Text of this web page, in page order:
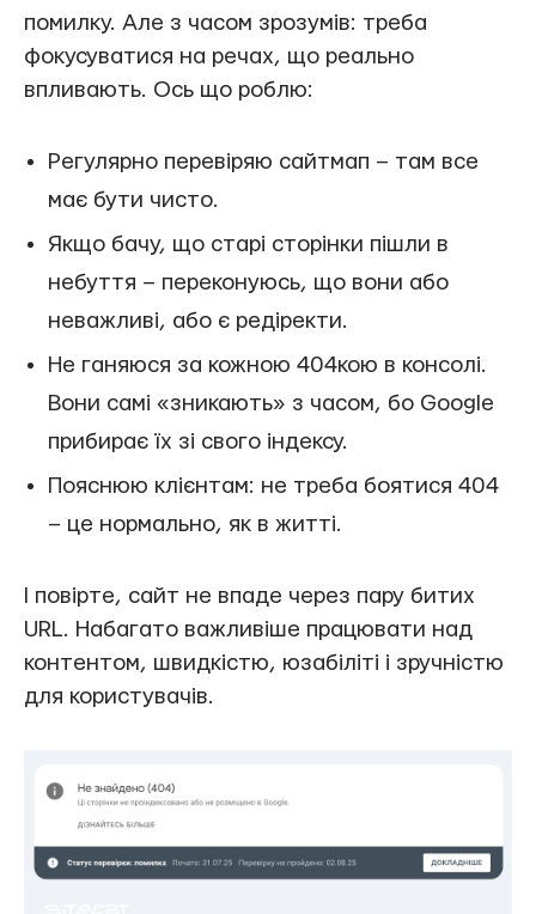
помилку. Але з часом зрозумів: треба
фокусуватися на речах, що реально
впливають. Ось що роблю:
Регулярно перевіряю сайтмап – там все
має бути чисто.
Якщо бачу, що старі сторінки пішли в
небуття – переконуюсь, що вони або
неважливі, або є редіректи.
Не ганяюся за кожною 404кою в консолі.
Вони самі «зникають» з часом, бо Google
прибирає їх зі свого індексу.
Пояснюю клієнтам: не треба боятися 404
– це нормально, як в житті.
І повірте, сайт не впаде через пару битих
URL. Набагато важливіше працювати над
контентом, швидкістю, юзабіліті і зручністю
для користувачів.